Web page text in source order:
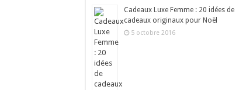
Cadeaux Luxe Femme : 20 idées de
cadeaux originaux pour Noël
5 octobre 2016